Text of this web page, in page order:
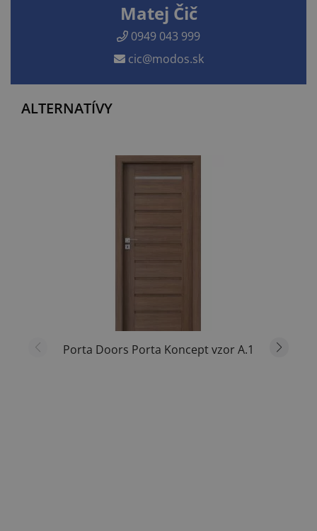
Matej Čič
0949 043 999
cic@modos.sk
ALTERNATÍVY
Porta Doors Porta Koncept vzor A.1